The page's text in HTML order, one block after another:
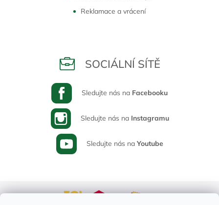
Reklamace a vrácení
SOCIÁLNÍ SÍTĚ
Sledujte nás na Facebooku
Sledujte nás na Instagramu
Sledujte nás na Youtube